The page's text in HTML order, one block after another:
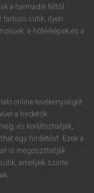
A szótár 2 órás,
regisztrálok és
a harmadik féltől
tartozó sütik; ilyen
a hőtérképek és a
online tevékenységét.
a hirdetők
és korlátozhatják,
egy hirdetést. Ezek a
is megoszthatják
amelyek szinte